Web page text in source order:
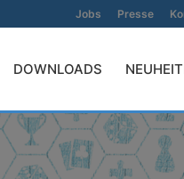
Jobs Presse
DOWNLOADS